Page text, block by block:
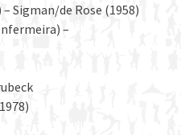
Sigman/de Rose (1958)
–